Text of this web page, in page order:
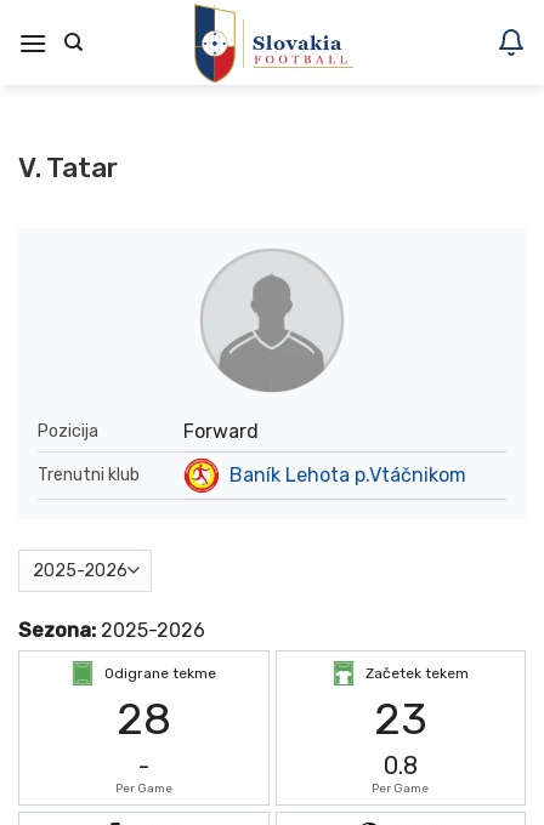
na
V. Tatar
Pozicija Forward
Trenutni klub Baník Lehota p.Vtáčnikom
Sezona: 2025-2026
Odigrane tekme
28
-
Per Game
Začetek tekem
23
0.8
Per Game